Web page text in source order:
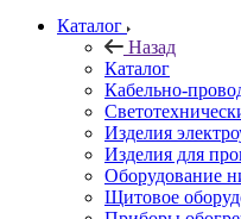
Каталог
Назад
Каталог
Кабельно-
Изделия
Изделия для
Оборудование
Щитовое